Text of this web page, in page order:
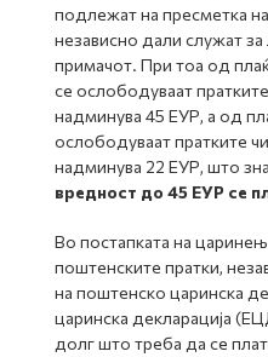
подлежат на пресметка
независно дали служат
примачот. При тоа од
се ослободуваат
надминува 45 ЕУР, а од
ослободуваат пратките
надминува 22 ЕУР, што
вредност до 45 ЕУР се
Во постапката на
поштенските пратки,
на поштенско царинска
царинска декларација
долг што треба да се